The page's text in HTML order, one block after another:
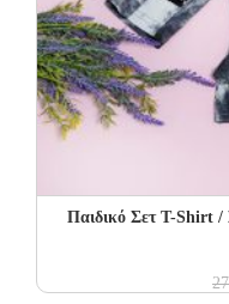
Παιδικό Σετ Τ-Shirt